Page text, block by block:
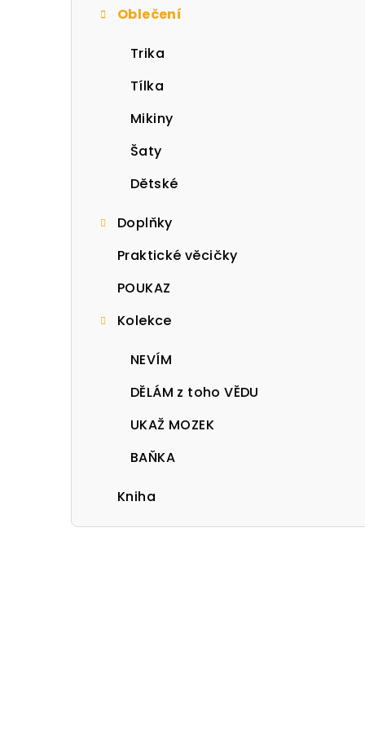
Oblečení
Trika
Tílka
Mikiny
Šaty
Dětské
Doplňky
Praktické věcičky
POUKAZ
Kolekce
NEVÍM
DĚLÁM z toho VĚDU
UKAŽ MOZEK
BAŇKA
Kniha